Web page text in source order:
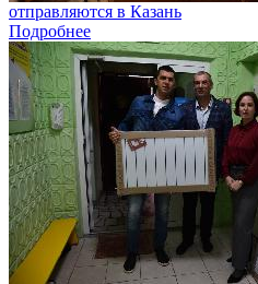
отправляются в Казань
Подробнее